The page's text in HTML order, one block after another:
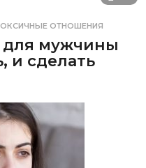
ОТНОШЕНИЯ
для мужчины
и сделать